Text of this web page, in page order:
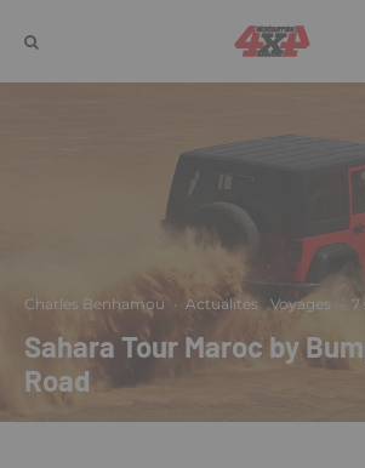
Charles Benhamou · Actualités Voyages · 7
Sahara Tour Maroc by
Road